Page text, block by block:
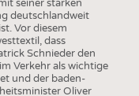
seiner starken
deutschlandweit
Vor diesem
dass
Schnieder den
Verkehr als wichtige
und der baden-
Oliver